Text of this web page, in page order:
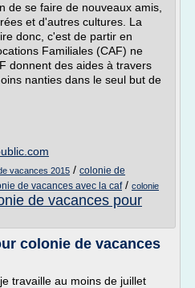
de se faire de nouveaux amis,
et d'autres cultures. La
donc, c'est de partir en
Familiales (CAF) ne
donnent des aides à travers
nanties dans le seul but de
vacances 2015 / colonie de
de vacances avec la caf/ colonie
de vacances pour
colonie de vacances
travaille au moins de juillet